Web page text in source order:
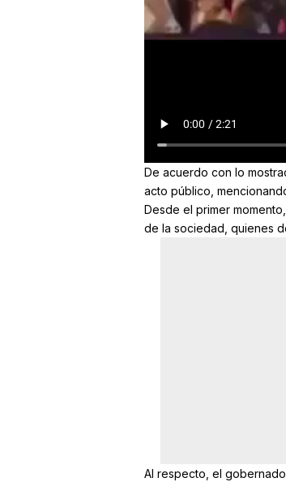
De acuerdo con lo
acto público,
Desde el primer
de la sociedad, quienes
Al respecto, el